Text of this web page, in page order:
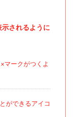
されるように
マークがつくよ
ができるアイコ